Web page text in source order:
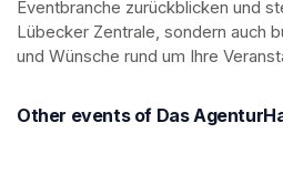
Eventbranche zurückblicken und
Lübecker Zentrale, sondern auch
und Wünsche rund um Ihre
Other events of Das